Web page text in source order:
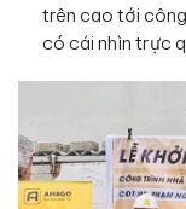
trên cao tới công
có cái nhìn trực